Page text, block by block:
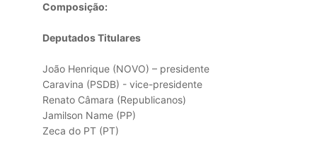
Composição:
Deputados Titulares
João Henrique (NOVO) – presidente
Caravina (PSDB) - vice-presidente
Renato Câmara (Republicanos)
Jamilson Name (PP)
Zeca do PT (PT)